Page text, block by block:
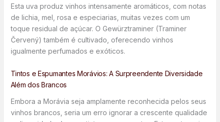
Esta uva produz vinhos intensamente aromáticos, com notas
de lichia, mel, rosa e especiarias, muitas vezes com um
toque residual de açúcar. O Gewürztraminer (Traminer
Červený) também é cultivado, oferecendo vinhos
igualmente perfumados e exóticos.
Tintos e Espumantes Morávios: A Surpreendente Diversidade
Além dos Brancos
Embora a Morávia seja amplamente reconhecida pelos seus
vinhos brancos, seria um erro ignorar a crescente qualidade